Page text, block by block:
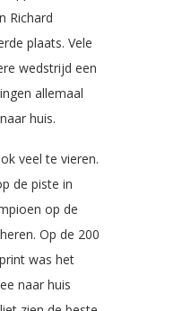
Richard
plaats. Vele
wedstrijd een
allemaal
huis.
veel te vieren.
de piste in
op de
Op de 200
was het
naar huis